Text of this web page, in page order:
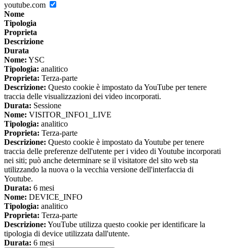
youtube.com
Nome
Tipologia
Proprieta
Descrizione
Durata
Nome: YSC
Tipologia: analitico
Proprieta: Terza-parte
Descrizione: Questo cookie è impostato da YouTube per tenere
traccia delle visualizzazioni dei video incorporati.
Durata: Sessione
Nome: VISITOR_INFO1_LIVE
Tipologia: analitico
Proprieta: Terza-parte
Descrizione: Questo cookie è impostato da Youtube per tenere
traccia delle preferenze dell'utente per i video di Youtube incorporati
nei siti; può anche determinare se il visitatore del sito web sta
utilizzando la nuova o la vecchia versione dell'interfaccia di
Youtube.
Durata: 6 mesi
Nome: DEVICE_INFO
Tipologia: analitico
Proprieta: Terza-parte
Descrizione: YouTube utilizza questo cookie per identificare la
tipologia di device utilizzata dall'utente.
Durata: 6 mesi